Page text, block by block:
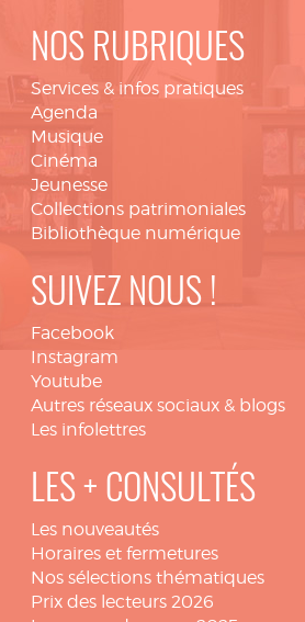
NOS RUBRIQUES
Services & infos pratiques
Agenda
Musique
Cinéma
Jeunesse
Collections patrimoniales
Bibliothèque numérique
SUIVEZ NOUS !
Facebook
Instagram
Youtube
Autres réseaux sociaux & blogs
Les infolettres
LES + CONSULTÉS
Les nouveautés
Horaires et fermetures
Nos sélections thématiques
Prix des lecteurs 2026